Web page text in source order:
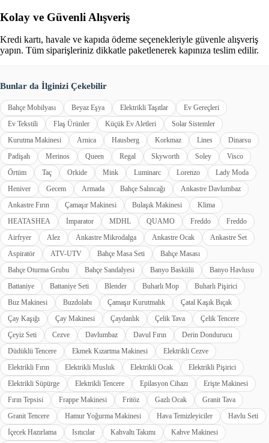
Kolay ve Güvenli Alışveriş
Kredi kartı, havale ve kapıda ödeme seçenekleriyle güvenle alışveriş
yapın. Tüm siparişleriniz dikkatle paketlenerek kapınıza teslim edilir.
Bunlar da İlginizi Çekebilir
Bahçe Mobilyası Beyaz Eşya Elektrikli Taşıtlar
Ev Gereçleri
Ev Tekstili
Flaş Ürünler Küçük Ev Aletleri
Solar Sistemler
Kurutma Makinesi
Arnica Hausberg Korkmaz Lines
Dinarsu
Padişah
Merinos Queen Regal Skyworth Soley
Visco
Örtüm
Taç Orkide Mink Luminarc Lorenzo
Lady Moda
Heniver
Gecem Armada Bahçe Salıncağı
Ankastre Davlumbaz
Ankastre Fırın
Çamaşır Makinesi Bulaşık Makinesi
Klima
HEATASHEA
İmparator MDHL QUAMO Freddo
Freddo
Airfryer
Alez Ankastre Mikrodalga Ankastre Ocak
Ankastre Set
Aspiratör
ATV-UTV Bahçe Masa Seti
Bahçe Masası
Bahçe Oturma Grubu
Bahçe Sandalyesi Banyo Baskülü
Banyo Havlusu
Battaniye
Battaniye Seti Blender Buharlı Mop
Buharlı Pişirici
Buz Makinesi
Buzdolabı Çamaşır Kurutmalık
Çatal Kaşık Bıçak
Çay Kaşığı
Çay Makinesi Çaydanlık Çelik Tava
Çelik Tencere
Çeyiz Seti
Cezve Davlumbaz Davul Fırın
Derin Dondurucu
Düdüklü Tencere
Ekmek Kızartma Makinesi
Elektrikli Cezve
Elektrikli Fırın
Elektrikli Musluk Elektrikli Ocak
Elektrikli Pişirici
Elektrikli Süpürge
Elektrikli Tencere Epilasyon Cihazı
Erişte Makinesi
Fırın Tepsisi
Frappe Makinesi Fritöz Gazlı Ocak
Granit Tava
Granit Tencere
Hamur Yoğurma Makinesi Hava Temizleyiciler
Havlu Seti
İçecek Hazırlama
Isıtıcılar Kahvaltı Takımı
Kahve Makinesi